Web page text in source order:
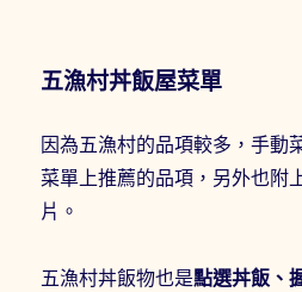
五漁村丼飯屋菜單
因為五漁村的品項較多，手動
菜單上推薦的品項，另外也附
片。
五漁村丼飯物也是點選丼飯、